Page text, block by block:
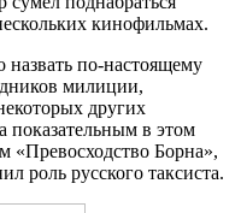
кинофильмах.
по-настоящему
милиции,
других
показательным в этом
«Превосходство Борна»,
роль русского таксиста.